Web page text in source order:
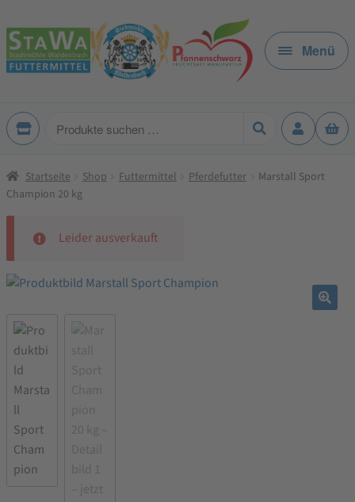
Zur
Navigation
springen
Zum
Inhalt
springen
Menü
Produkte
Startseite Shop Futtermittel Pferdefutter
Marstall Sport
Champion 20 kg
Leider ausverkauft